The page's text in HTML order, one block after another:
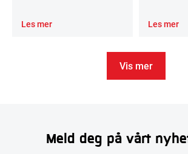
Les mer Les mer
Vis mer
Meld deg på vårt